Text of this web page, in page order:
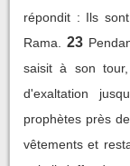
répondit : Ils
Rama.
23
saisit à son
d'exaltation
prophètes près de
vêtements et